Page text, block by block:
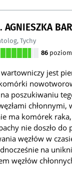
AGNIESZKA
,Tychy
86
wartowniczy jest
poszukiwaniu
chłonnymi,
ma komórek
nie doszło
węzłów w
na
węzłów